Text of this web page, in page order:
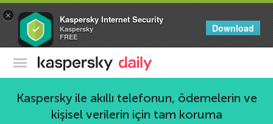
× Kaspersky Internet Security
Kaspersky
FREE
Download
Kaspersky Resmi Blogu
Kaspersky ile akıllı telefonun, ödemelerin ve
kişisel verilerin için tam koruma